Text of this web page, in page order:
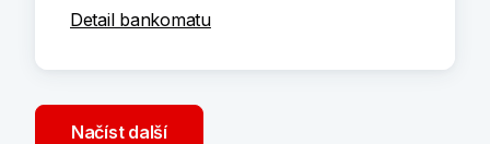
Detail bankomatu
Načíst další